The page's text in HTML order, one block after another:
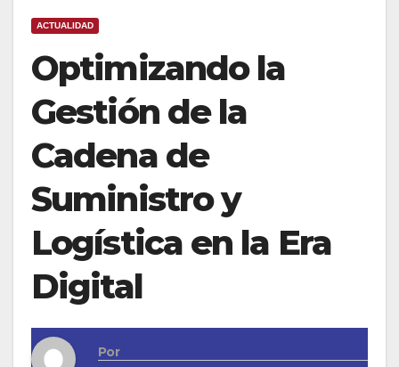
ACTUALIDAD
Optimizando la
Gestión de la
Cadena de
Suministro y
Logística en la Era
Digital
Por